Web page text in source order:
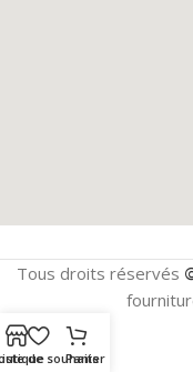
Tous droits réservés
de souhaits
Panier